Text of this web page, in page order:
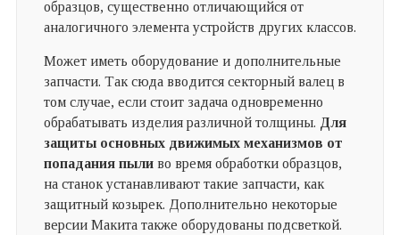
образцов, существенно отличающийся от
аналогичного элемента устройств других классов.
Может иметь оборудование и дополнительные
запчасти. Так сюда вводится секторный валец в
том случае, если стоит задача одновременно
обрабатывать изделия различной толщины. Для
защиты основных движимых механизмов от
попадания пыливо время обработки образцов,
на станок устанавливают такие запчасти, как
защитный козырек. Дополнительно некоторые
версии Макита также оборудованы подсветкой.